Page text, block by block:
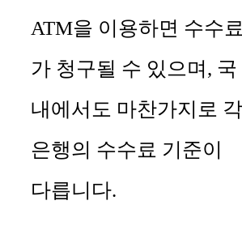
ATM을 이용하면 수수료
가 청구될 수 있으며, 국
내에서도 마찬가지로 각
은행의 수수료 기준이
다릅니다.